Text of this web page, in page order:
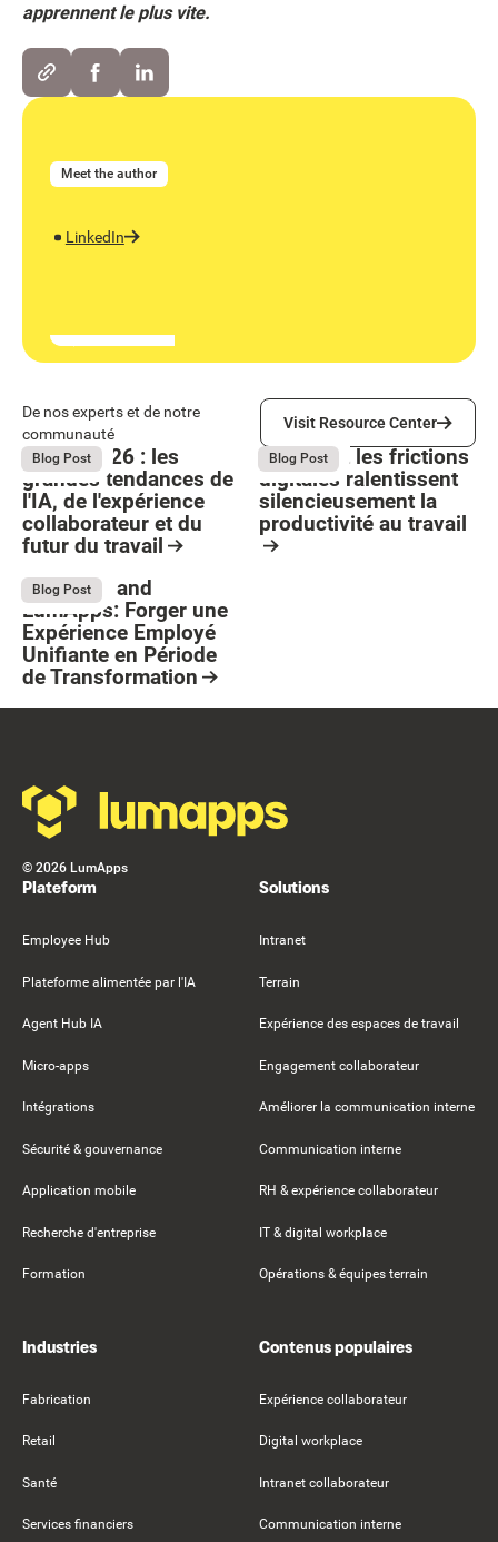
apprennent le plus vite.
Meet the author
LinkedIn
Button Text
De nos experts et de notre
communauté
Visit Resource Center
Visit Resource Center
August 4, 2026
Blog Post
Bright 2026 : les
grandes tendances de
l'IA, de l'expérience
collaborateur et du
futur du travail
August 4, 2026
Blog Post
Comment les frictions
digitales ralentissent
silencieusement la
productivité au travail
July 13, 2026
Blog Post
Stellantis and
LumApps: Forger une
Expérience Employé
Unifiante en Période
de Transformation
© 2026 LumApps
Plateform
Employee Hub
Plateforme alimentée par l'IA
Agent Hub IA
Micro-apps
Intégrations
Sécurité & gouvernance
Application mobile
Recherche d'entreprise
Formation
Solutions
Intranet
Terrain
Expérience des espaces de travail
Engagement collaborateur
Améliorer la communication interne
Communication interne
RH & expérience collaborateur
IT & digital workplace
Opérations & équipes terrain
Industries
Fabrication
Retail
Santé
Services financiers
Contenus populaires
Expérience collaborateur
Digital workplace
Intranet collaborateur
Communication interne